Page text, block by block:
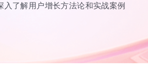
入了解用户增长方法论和实战案例